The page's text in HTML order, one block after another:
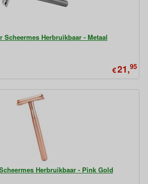
Scheermes Herbruikbaar - Metaal
€21,95
Herbruikbaar - Pink Gold